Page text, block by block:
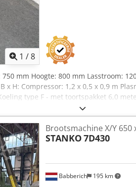
1 /8
mm Hoogte: 800 mm Lasstroom:
x H: Compressor: 1,2 x 0,5 x 0,9 m
type F - met toortspakket 6,0
650-60D, bouwjaar: 1993 -
R A Dljfx Ac Tea - incl.
Babberich 195 km
Brootsmachine X/Y 650
STANKO7D430